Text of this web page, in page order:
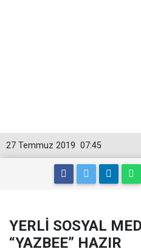
07:45
27 Temmuz 2019
YERLİ SOSYAL
“YAZBEE” HAZIR